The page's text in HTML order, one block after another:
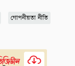
গোপনীয়তা নীতি